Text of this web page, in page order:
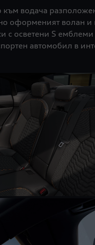
към водача
оформеният волан и
с осветени S емблеми
автомобил в